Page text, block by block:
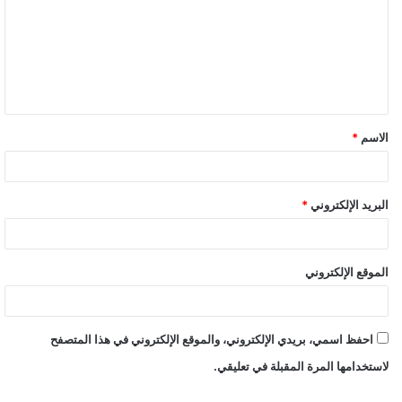
المناعة، الزهري، ومرضى الأورام، ومرضى السكري الذين يستخدمون
الدواء الخاصة.
المصابين أصحاب الحالات الحرجة، مشيرًا إلى أنه يتم إجراء التحاليل
الأجسام المضادة للفصائل، تحاليل الفيروسات بطريقة الوميض
والزهري) بالإضافة إلى تحليل الكشف عن الحمض النووي للفيروسات
الاسم *
البريد الإلكتروني *
الموقع الإلكتروني
احفظ اسمي، بريدي الإلكتروني، والموقع الإلكتروني في هذا المتصفح
لاستخدامها المرة المقبلة في تعليقي.